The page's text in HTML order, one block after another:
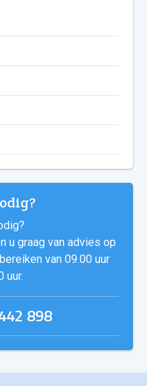
u graag van advies op
van 09.00 uur
uur.
898